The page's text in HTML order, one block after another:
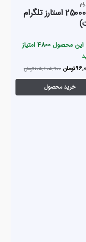
خرید 25000 استارز تلگرام
این محصول4800امتیاز
105,605,900تومان
تومان
خرید محصول